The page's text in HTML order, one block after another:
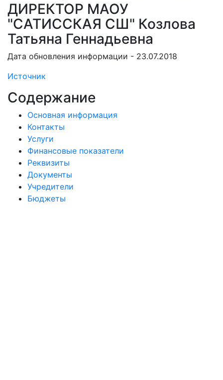
ДИРЕКТОР МАОУ
"САТИССКАЯ СШ" Козлова
Татьяна Геннадьевна
Дата обновления информации - 23.07.2018
Источник
Содержание
Основная информация
Контакты
Услуги
Финансовые показатели
Реквизиты
Документы
Учредители
Бюджеты